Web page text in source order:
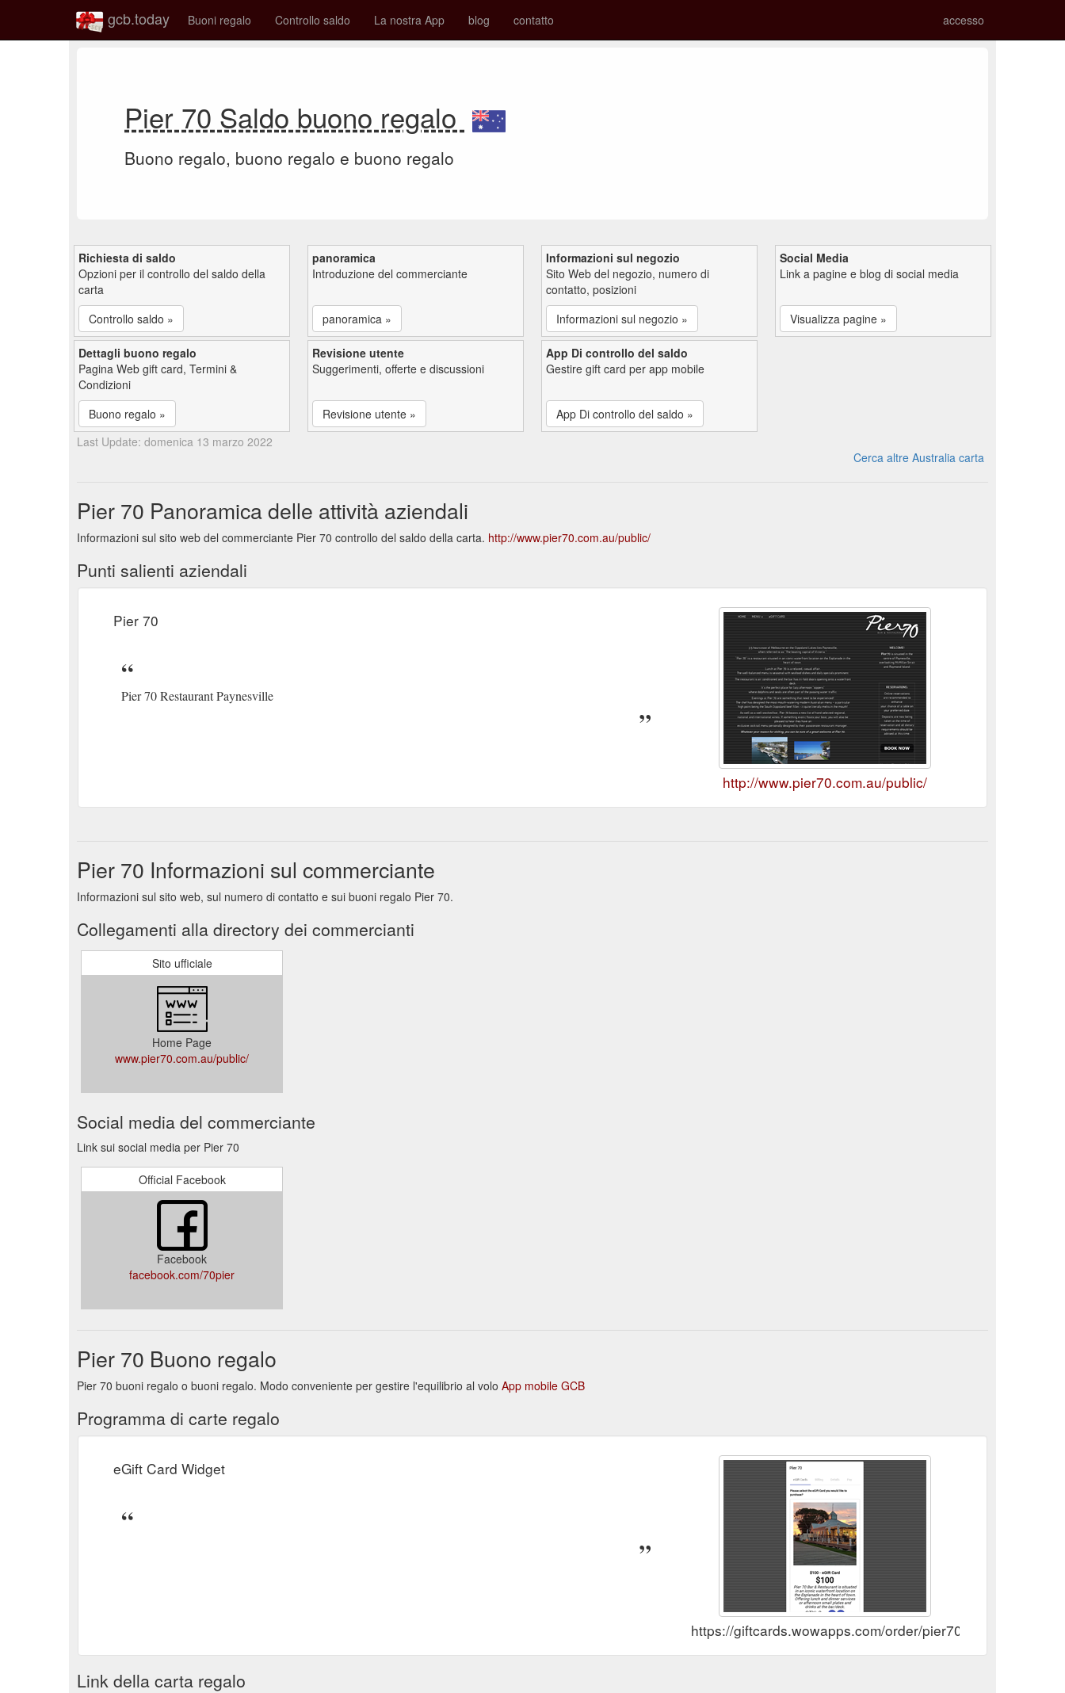
gcb.today Buoni regalo Controllo saldo La nostra App blog contatto accesso
Pier 70 Saldo buono regalo
Buono regalo, buono regalo e buono regalo
Richiesta di saldo
Opzioni per il controllo del saldo della
carta
Controllo saldo »
panoramica
Introduzione del commerciante
panoramica »
Informazioni sul negozio
Sito Web del negozio, numero di
contatto, posizioni
Informazioni sul negozio »
Social Media
Link a pagine e blog di social media
Visualizza pagine »
Dettagli buono regalo
Pagina Web gift card, Termini &
Condizioni
Buono regalo »
Revisione utente
Suggerimenti, offerte e discussioni
Revisione utente »
App Di controllo del saldo
Gestire gift card per app mobile
App Di controllo del saldo »
Last Update: domenica 13 marzo 2022
Cerca altre Australia carta
Pier 70 Panoramica delle attività aziendali
Informazioni sul sito web del commerciante Pier 70 controllo del saldo della carta. http://www.pier70.com.au/public/
Punti salienti aziendali
Pier 70
Pier 70 Restaurant Paynesville
http://www.pier70.com.au/public/
Pier 70 Informazioni sul commerciante
Informazioni sul sito web, sul numero di contatto e sui buoni regalo Pier 70.
Collegamenti alla directory dei commercianti
Sito ufficiale
Home Page
www.pier70.com.au/public/
Social media del commerciante
Link sui social media per Pier 70
Official Facebook
Facebook
facebook.com/70pier
Pier 70 Buono regalo
Pier 70 buoni regalo o buoni regalo. Modo conveniente per gestire l'equilibrio al volo App mobile GCB
Programma di carte regalo
eGift Card Widget
https://giftcards.wowapps.com/order/pier70?src=link
Link della carta regalo